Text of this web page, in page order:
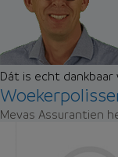
Dát is echt dankbaar
Mevas Assurantien